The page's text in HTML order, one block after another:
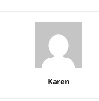
Karen